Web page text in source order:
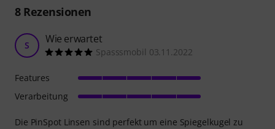
8Rezensionen
S Wie erwartet
Spasssmobil 03.11.2022
Die PinSpot Linsen sind perfekt um eine Spiegelkugel zu
Features
Verarbeitung